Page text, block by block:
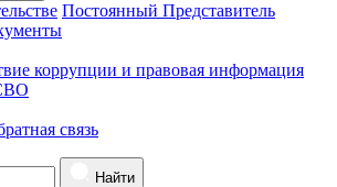
Постоянный Представитель
коррупции и правовая информация
связь
Найти